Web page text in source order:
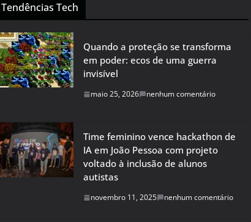
Tendências Tech
Quando a proteção se transforma
em poder: ecos de uma guerra
invisível
maio 25, 2026 nenhum comentário
Time feminino vence hackathon de
IA em João Pessoa com projeto
voltado à inclusão de alunos
autistas
novembro 11, 2025 nenhum comentário